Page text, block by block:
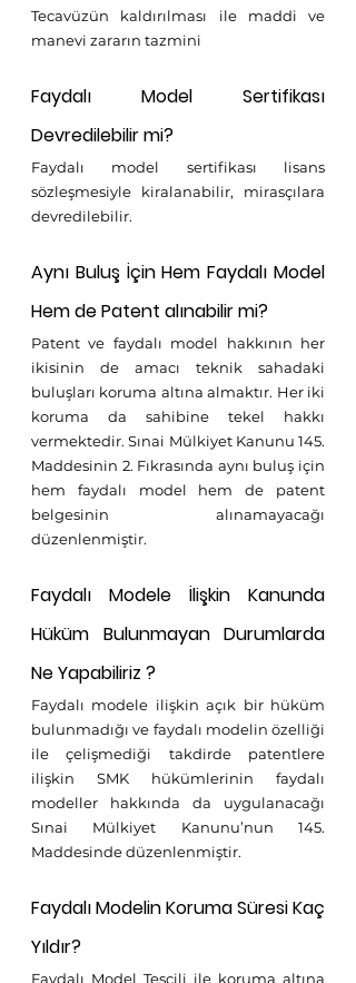
Tecavüzün kaldırılması ile maddi ve
manevi zararın tazmini
Faydalı Model Sertifikası
Devredilebilir mi?
Faydalı model sertifikası lisans
sözleşmesiyle kiralanabilir, mirasçılara
devredilebilir.
Aynı Buluş İçin Hem Faydalı Model
Hem de Patent alınabilir mi?
Patent ve faydalı model hakkının her
ikisinin de amacı teknik sahadaki
buluşları koruma altına almaktır. Her iki
koruma da sahibine tekel hakkı
vermektedir. Sınai Mülkiyet Kanunu 145.
Maddesinin 2. Fıkrasında aynı buluş için
hem faydalı model hem de patent
belgesinin alınamayacağı
düzenlenmiştir.
Faydalı Modele İlişkin Kanunda
Hüküm Bulunmayan Durumlarda
Ne Yapabiliriz ?
Faydalı modele ilişkin açık bir hüküm
bulunmadığı ve faydalı modelin özelliği
ile çelişmediği takdirde patentlere
ilişkin SMK hükümlerinin faydalı
modeller hakkında da uygulanacağı
Sınai Mülkiyet Kanunu’nun 145.
Maddesinde düzenlenmiştir.
Faydalı Modelin Koruma Süresi Kaç
Yıldır?
Faydalı Model Tescili ile koruma altına